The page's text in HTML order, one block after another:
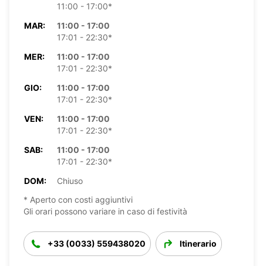
11:00 - 17:00*
MAR:
11:00 - 17:00
17:01 - 22:30*
MER:
11:00 - 17:00
17:01 - 22:30*
GIO:
11:00 - 17:00
17:01 - 22:30*
VEN:
11:00 - 17:00
17:01 - 22:30*
SAB:
11:00 - 17:00
17:01 - 22:30*
DOM:
Chiuso
* Aperto con costi aggiuntivi
Gli orari possono variare in caso di festività
+33 (0033) 559438020 Itinerario